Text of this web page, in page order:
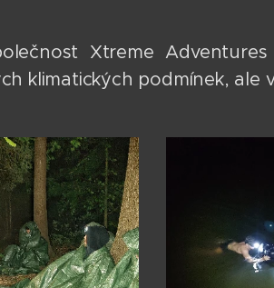
Xtreme
klimatických podmínek, ale